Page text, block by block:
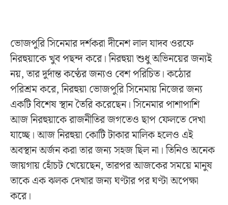
ভোজপুরি সিনেমার দর্শকরা দীনেশ লাল যাদব ওরফে
নিরহুয়াকে খুব পছন্দ করে। নিরহুয়া শুধু অভিনয়ের জন্যই
নয়, তার দুর্দান্ত কণ্ঠের জন্যও বেশ পরিচিত। কঠোর
পরিশ্রম করে, নিরহুয়া ভোজপুরি সিনেমায় নিজের জন্য
একটি বিশেষ স্থান তৈরি করেছেন। সিনেমার পাশাপাশি
আজ নিরহুয়াকে রাজনীতির জগতেও ছাপ ফেলতে দেখা
যাচ্ছে। আজ নিরহুয়া কোটি টাকার মালিক হলেও এই
অবস্থান অর্জন করা তার জন্য সহজ ছিল না। তিনিও অনেক
জায়গায় হোঁচট খেয়েছেন, তারপর আজকের সময়ে মানুষ
তাকে এক ঝলক দেখার জন্য ঘণ্টার পর ঘণ্টা অপেক্ষা
করে।